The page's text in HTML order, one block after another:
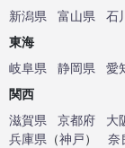
新潟県
富山県 石
東海
岐阜県
静岡県 愛
関西
滋賀県
京都府 大
兵庫県 （神戸） 奈